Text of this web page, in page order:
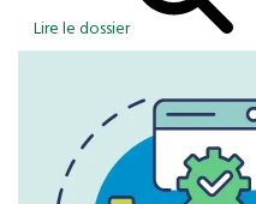
Lire le dossier